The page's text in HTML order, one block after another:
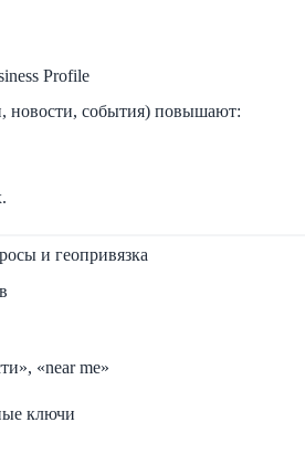
Profile
новости, события) повышают:
и геопривязка
«near me»
ключи